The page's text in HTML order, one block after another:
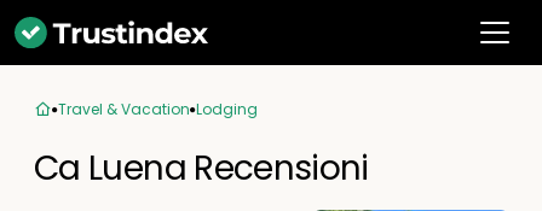
Travel & Vacation Lodging
Ca Luena Recensioni